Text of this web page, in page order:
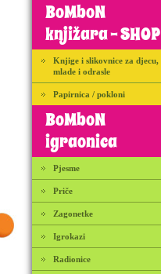
BoMboN
knjižara - SHOP
Knjige i slikovnice za djecu,
mlade i odrasle
Papirnica / pokloni
BoMboN
igraonica
Pjesme
Priče
Zagonetke
Igrokazi
Radionice